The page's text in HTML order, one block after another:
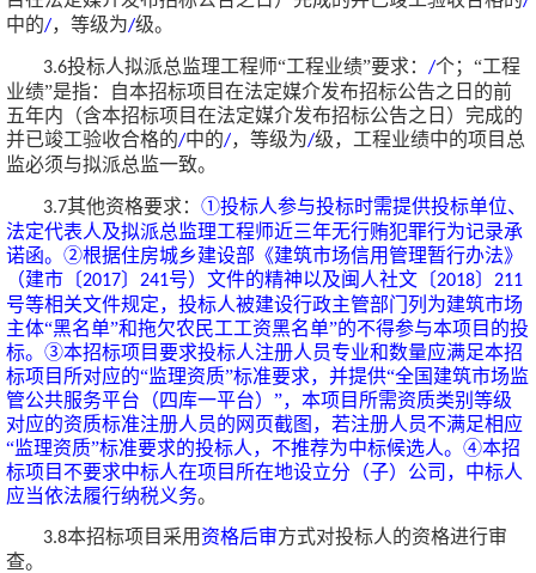
中的/，等级为/级。
3.6投标人拟派总监理工程师“工程业绩”要求： /个； “工程
业绩”是指：自本招标项目在法定媒介发布招标公告之日的前
五年内（含本招标项目在法定媒介发布招标公告之日）完成的
并已竣工验收合格的/中的/，等级为/级，工程业绩中的项目总
监必须与拟派总监一致。
3.7其他资格要求： ①投标人参与投标时需提供投标单位、
法定代表人及拟派总监理工程师近三年无行贿犯罪行为记录承
诺函。②根据住房城乡建设部《建筑市场信用管理暂行办法》
（建市〔2017〕 241号）文件的精神以及闽人社文〔2018〕 211
号等相关文件规定，投标人被建设行政主管部门列为建筑市场
主体“黑名单”和拖欠农民工工资黑名单”的不得参与本项目的投
标。③本招标项目要求投标人注册人员专业和数量应满足本招
标项目所对应的“监理资质”标准要求，并提供“全国建筑市场监
管公共服务平台（四库一平台）”，本项目所需资质类别等级
对应的资质标准注册人员的网页截图，若注册人员不满足相应
“监理资质”标准要求的投标人，不推荐为中标候选人。④本招
标项目不要求中标人在项目所在地设立分（子）公司，中标人
应当依法履行纳税义务。
3.8本招标项目采用 资格后审方式对投标人的资格进行审
查。